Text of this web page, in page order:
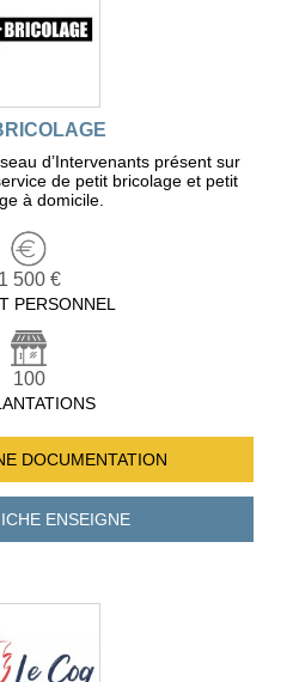
d’Intervenants présent sur
de petit bricolage et petit
à domicile.
1 500 €
PERSONNEL
100
DOCUMENTATION
ENSEIGNE